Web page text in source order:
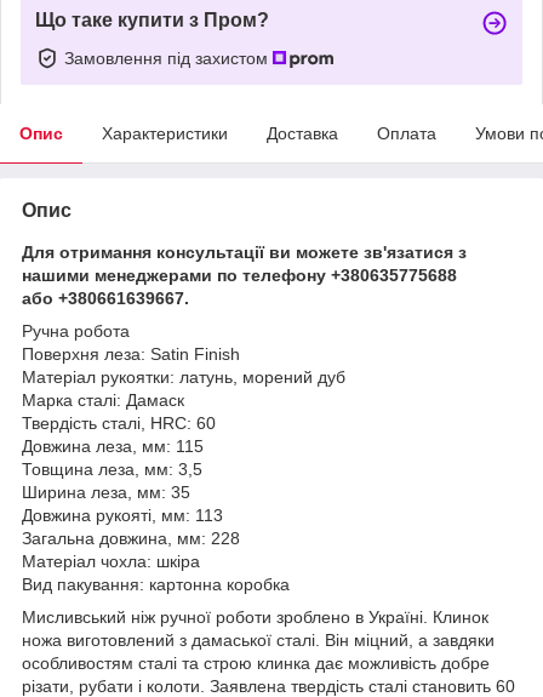
Що таке купити з Пром?
Замовлення під захистом
Опис Характеристики Доставка Оплата Умови
Опис
Для отримання консультації ви можете зв'язатися з
нашими менеджерами по телефону +380635775688
або +380661639667.
Ручна робота
Поверхня леза: Satin Finish
Матеріал рукоятки: латунь, морений дуб
Марка сталі: Дамаск
Твердість сталі, HRC: 60
Довжина леза, мм: 115
Товщина леза, мм: 3,5
Ширина леза, мм: 35
Довжина рукояті, мм: 113
Загальна довжина, мм: 228
Матеріал чохла: шкіра
Вид пакування: картонна коробка
Мисливський ніж ручної роботи зроблено в Україні. Клинок
ножа виготовлений з дамаської сталі. Він міцний, а завдяки
особливостям сталі та строю клинка дає можливість добре
різати, рубати і колоти. Заявлена ​​твердість сталі становить 60